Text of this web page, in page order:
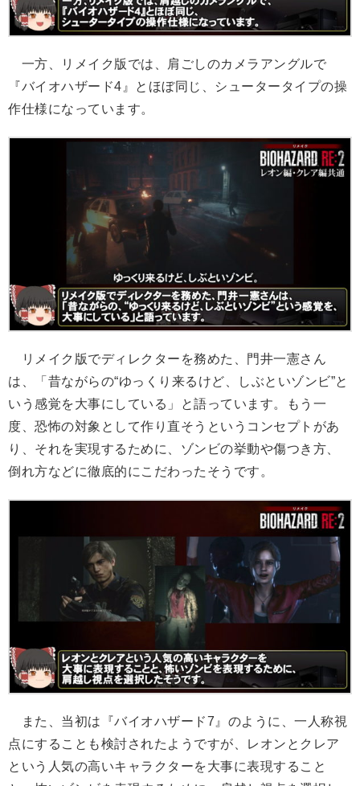
一方、リメイク版では、肩ごしのカメラアングルで
『バイオハザード4』とほぼ同じ、シュータータイプの操
作仕様になっています。
リメイク版でディレクターを務めた、門井一憲さん
は、「昔ながらの“ゆっくり来るけど、しぶといゾンビ”と
いう感覚を大事にしている」と語っています。もう一
度、恐怖の対象として作り直そうというコンセプトがあ
り、それを実現するために、ゾンビの挙動や傷つき方、
倒れ方などに徹底的にこだわったそうです。
また、当初は『バイオハザード7』のように、一人称視
点にすることも検討されたようですが、レオンとクレア
という人気の高いキャラクターを大事に表現すること